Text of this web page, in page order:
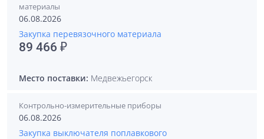
материалы
06.08.2026
Закупка перевязочного материала
89 466 ₽
Место поставки: Медвежьегорск
Контрольно-измерительные приборы
06.08.2026
Закупка выключателя поплавкового